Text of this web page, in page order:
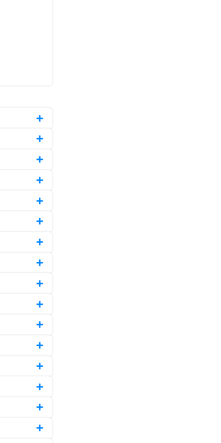
+
+
+
+
+
+
+
+
+
+
+
+
+
+
+
+